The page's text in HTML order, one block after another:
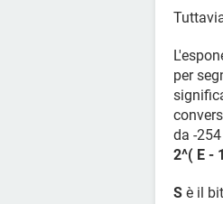
per
da -
2^( E -
S è il